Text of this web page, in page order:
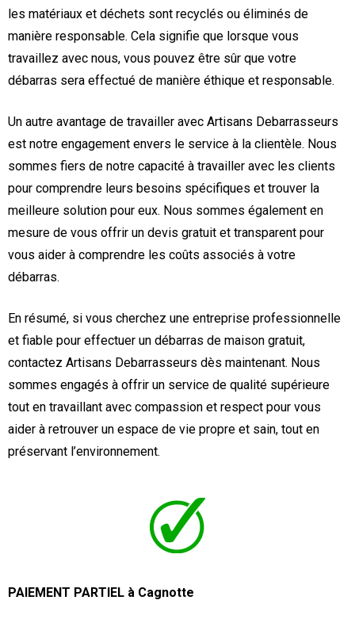
les matériaux et déchets sont recyclés ou éliminés de
manière responsable. Cela signifie que lorsque vous
travaillez avec nous, vous pouvez être sûr que votre
débarras sera effectué de manière éthique et responsable.
Un autre avantage de travailler avec Artisans Debarrasseurs
est notre engagement envers le service à la clientèle. Nous
sommes fiers de notre capacité à travailler avec les clients
pour comprendre leurs besoins spécifiques et trouver la
meilleure solution pour eux. Nous sommes également en
mesure de vous offrir un devis gratuit et transparent pour
vous aider à comprendre les coûts associés à votre
débarras.
En résumé, si vous cherchez une entreprise professionnelle
et fiable pour effectuer un débarras de maison gratuit,
contactez Artisans Debarrasseurs dès maintenant. Nous
sommes engagés à offrir un service de qualité supérieure
tout en travaillant avec compassion et respect pour vous
aider à retrouver un espace de vie propre et sain, tout en
préservant l’environnement.
PAIEMENT PARTIEL à Cagnotte